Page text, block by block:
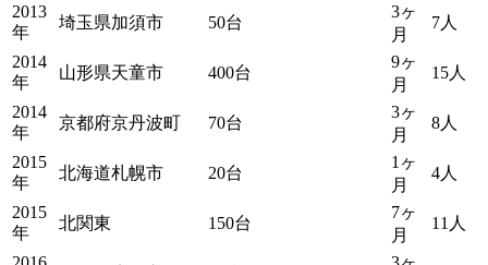
2013
年
埼玉県加須市 50台
3ヶ
月
7人
2014
年
山形県天童市 400台
9ヶ
月
15人
2014
年
京都府京丹波町 70台
3ヶ
月
8人
2015
年
北海道札幌市 20台
1ヶ
月
4人
2015
年
北関東 150台
7ヶ
月
11人